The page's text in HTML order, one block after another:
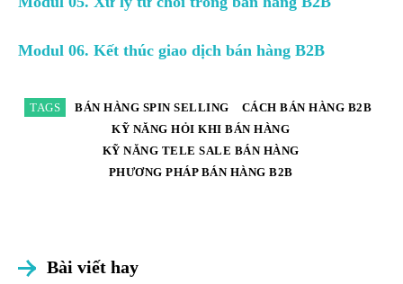
Modul 06. Kết thúc giao dịch bán hàng B2B
TAGS BÁN HÀNG SPIN SELLING
CÁCH BÁN HÀNG B2B
KỸ NĂNG HỎI KHI BÁN HÀNG
KỸ NĂNG TELE SALE BÁN HÀNG
PHƯƠNG PHÁP BÁN HÀNG B2B
Bài viết hay